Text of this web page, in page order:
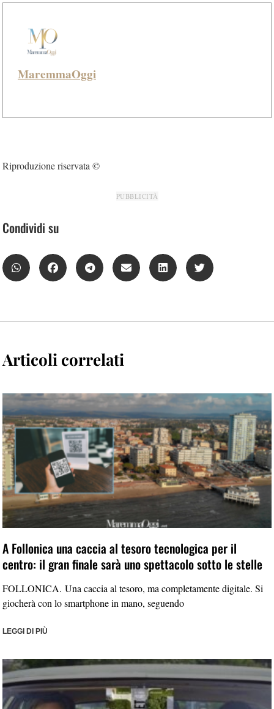
MaremmaOggi
Riproduzione riservata ©
PUBBLICITÀ
Condividi su
Articoli correlati
A Follonica una caccia al tesoro tecnologica per il
centro: il gran finale sarà uno spettacolo sotto le stelle
FOLLONICA. Una caccia al tesoro, ma completamente digitale. Si
giocherà con lo smartphone in mano, seguendo
LEGGI DI PIÙ